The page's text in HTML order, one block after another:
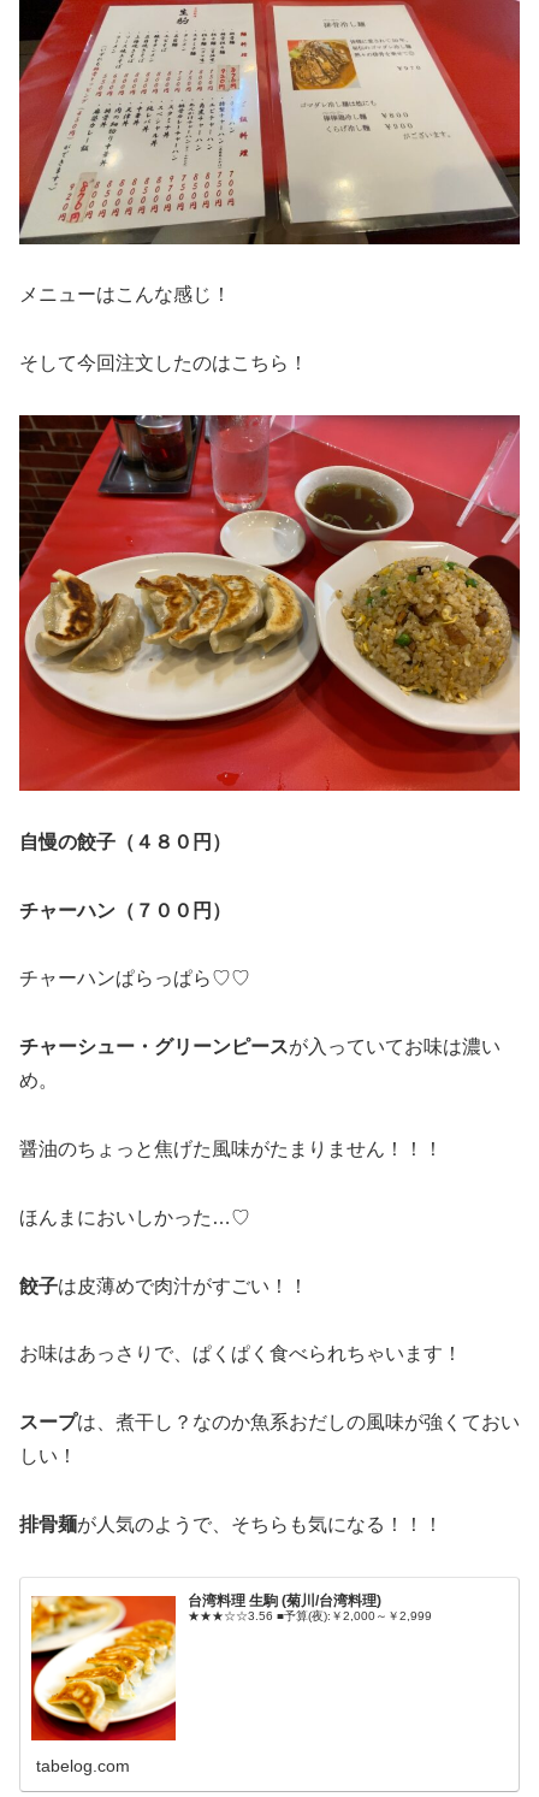
メニューはこんな感じ！
そして今回注文したのはこちら！
自慢の餃子（４８０円）
チャーハン（７００円）
チャーハンぱらっぱら♡♡
チャーシュー・グリーンピースが入っていてお味は濃い
め。
醤油のちょっと焦げた風味がたまりません！！！
ほんまにおいしかった…♡
餃子は皮薄めで肉汁がすごい！！
お味はあっさりで、ぱくぱく食べられちゃいます！
スープは、煮干し？なのか魚系おだしの風味が強くておい
しい！
排骨麺が人気のようで、そちらも気になる！！！
台湾料理 生駒 (菊川/台湾料理)
★★★☆☆3.56 ■予算(夜):￥2,000～￥2,999
tabelog.com